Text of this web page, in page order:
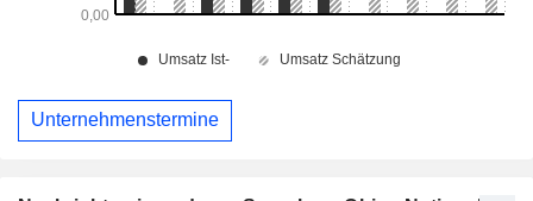
Unternehmenstermine